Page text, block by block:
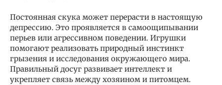
Постоянная скука может перерасти в настоящую
депрессию. Это проявляется в самоощипывании
перьев или агрессивном поведении. Игрушки
помогают реализовать природный инстинкт
грызения и исследования окружающего мира.
Правильный досуг развивает интеллект и
укрепляет связь между хозяином и питомцем.